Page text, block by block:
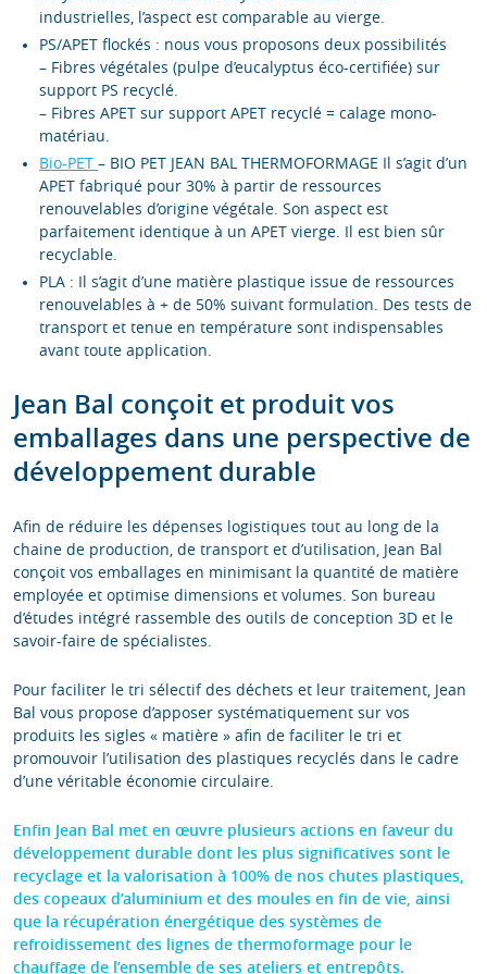
industrielles, l’aspect est comparable au vierge.
PS/APET flockés : nous vous proposons deux possibilités
– Fibres végétales (pulpe d’eucalyptus éco-certifiée) sur
support PS recyclé.
– Fibres APET sur support APET recyclé = calage mono-
matériau.
Bio-PET – BIO PET JEAN BAL THERMOFORMAGE Il s’agit d’un
APET fabriqué pour 30% à partir de ressources
renouvelables d’origine végétale. Son aspect est
parfaitement identique à un APET vierge. Il est bien sûr
recyclable.
PLA : Il s’agit d’une matière plastique issue de ressources
renouvelables à + de 50% suivant formulation. Des tests de
transport et tenue en température sont indispensables
avant toute application.
Jean Bal conçoit et produit vos
emballages dans une perspective de
développement durable
Afin de réduire les dépenses logistiques tout au long de la
chaine de production, de transport et d’utilisation, Jean Bal
conçoit vos emballages en minimisant la quantité de matière
employée et optimise dimensions et volumes. Son bureau
d’études intégré rassemble des outils de conception 3D et le
savoir-faire de spécialistes.
Pour faciliter le tri sélectif des déchets et leur traitement, Jean
Bal vous propose d’apposer systématiquement sur vos
produits les sigles « matière » afin de faciliter le tri et
promouvoir l’utilisation des plastiques recyclés dans le cadre
d’une véritable économie circulaire.
Enfin Jean Bal met en œuvre plusieurs actions en faveur du
développement durable dont les plus significatives sont le
recyclage et la valorisation à 100% de nos chutes plastiques,
des copeaux d’aluminium et des moules en fin de vie, ainsi
que la récupération énergétique des systèmes de
refroidissement des lignes de thermoformage pour le
chauffage de l’ensemble de ses ateliers et entrepôts.